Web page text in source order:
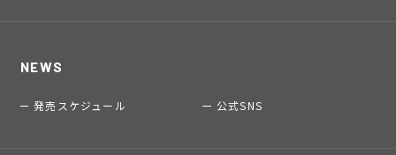
NEWS
発売スケジュール 公式SNS